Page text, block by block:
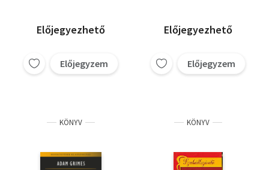
Előjegyezhető
Előjegyzem
Előjegyezhető
Előjegyzem
KÖNYV KÖNYV